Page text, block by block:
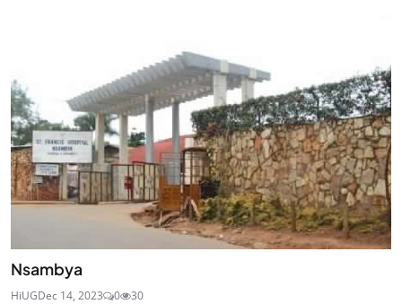
Nsambya
HiUGDec 14, 2023 0 30